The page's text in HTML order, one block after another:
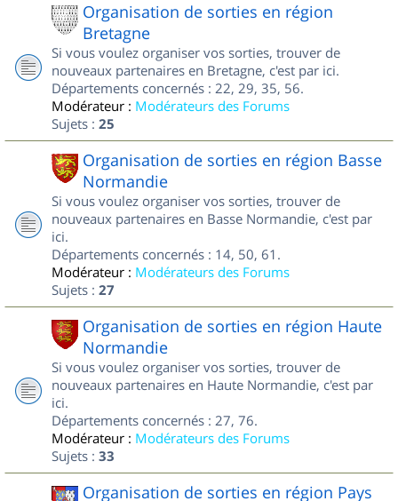
Organisation de sorties en région
Bretagne
Si vous voulez organiser vos sorties, trouver de
nouveaux partenaires en Bretagne, c'est par ici.
Départements concernés : 22, 29, 35, 56.
Modérateur : Modérateurs des Forums
Sujets : 25
Organisation de sorties en région Basse
Normandie
Si vous voulez organiser vos sorties, trouver de
nouveaux partenaires en Basse Normandie, c'est par
ici.
Départements concernés : 14, 50, 61.
Modérateur : Modérateurs des Forums
Sujets : 27
Organisation de sorties en région Haute
Normandie
Si vous voulez organiser vos sorties, trouver de
nouveaux partenaires en Haute Normandie, c'est par
ici.
Départements concernés : 27, 76.
Modérateur : Modérateurs des Forums
Sujets : 33
Organisation de sorties en région Pays